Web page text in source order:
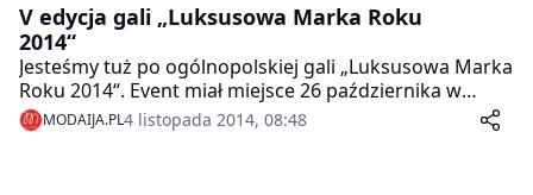
V edycja gali „Luksusowa Marka Roku
2014“
Jesteśmy tuż po ogólnopolskiej gali „Luksusowa Marka
Roku 2014“. Event miał miejsce 26 października w
nowoczesnym miejscu: Warsaw Plaza Hotel. Na gali
gościło ponad 400 osób. Nagrodzono statuetkami
MODAIJA.PL4 listopada 2014, 08:48